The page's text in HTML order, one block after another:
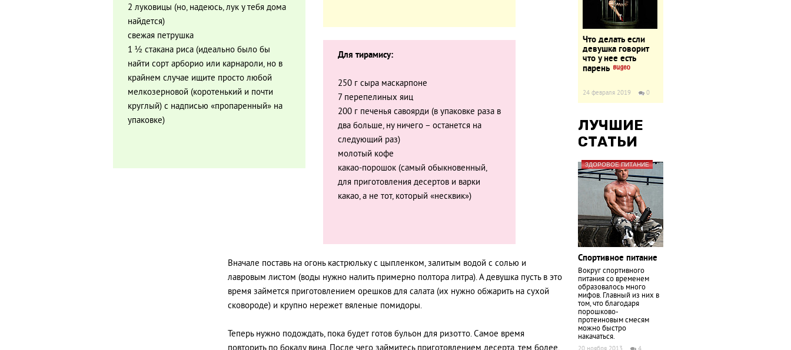
Что делать если
девушка говорит
что у нее есть
парень
24 февраля 2019 0
ЛУЧШИЕ
СТАТЬИ
ЗДОРОВОЕ ПИТАНИЕ
Спортивное питание
Вокруг спортивного
питания со временем
образовалось много
мифов. Главный из них в
том, что благодаря
порошково-
протеиновым смесям
можно быстро
накачаться.
2 луковицы (но, надеюсь, лук у тебя дома
найдется)
свежая петрушка
1 ½ стакана риса (идеально было бы
найти сорт арборио или карнароли, но в
крайнем случае ищите просто любой
мелкозерновой (коротенький и почти
круглый) с надписью «пропаренный» на
упаковке)
Для тирамису:
250 г сыра маскарпоне
7 перепелиных яиц
200 г печенья савоярди (в упаковке раза в
два больше, ну ничего – останется на
следующий раз)
молотый кофе
какао-порошок (самый обыкновенный,
для приготовления десертов и варки
какао, а не тот, который «несквик»)
Вначале поставь на огонь кастрюльку с цыпленком, залитым водой с солью и
лавровым листом (воды нужно налить примерно полтора литра). А девушка пусть в это
время займется приготовлением орешков для салата (их нужно обжарить на сухой
сковороде) и крупно нережет вяленые помидоры.
Теперь нужно подождать, пока будет готов бульон для ризотто. Самое время